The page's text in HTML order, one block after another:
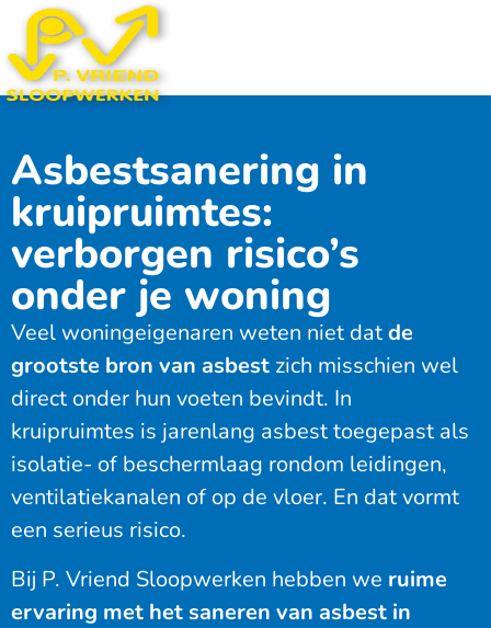
Asbestsanering in
kruipruimtes:
verborgen risico’s
onder je woning
Veel woningeigenaren weten niet datde
grootste bron van asbest zich misschien wel
direct onder hun voeten bevindt. In
kruipruimtes is jarenlang asbest toegepast als
isolatie- of beschermlaag rondom leidingen,
ventilatiekanalen of op de vloer. En dat vormt
een serieus risico.
Bij P. Vriend Sloopwerken hebben we ruime
ervaring met het saneren van asbest in